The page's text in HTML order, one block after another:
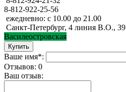
8-812-922-25-56
ежедневно: с 10.00 до 21.00
Санкт-Петербург, 4 линия В.О., 39
Василеостровская
Ваше имя*:
Отзывов: 0
Ваш отзыв: